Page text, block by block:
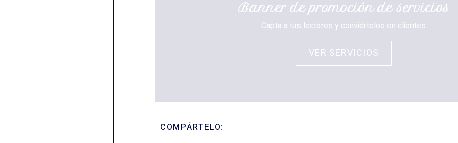
Banner de promoción de servicios
Capta a tus lectores y conviértelos en clientes
VER SERVICIOS
COMPÁRTELO: